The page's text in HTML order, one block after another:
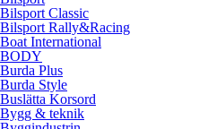
Bilsport Classic
Bilsport Rally&Racing
Boat International
BODY
Burda Plus
Burda Style
Buslätta Korsord
Bygg & teknik